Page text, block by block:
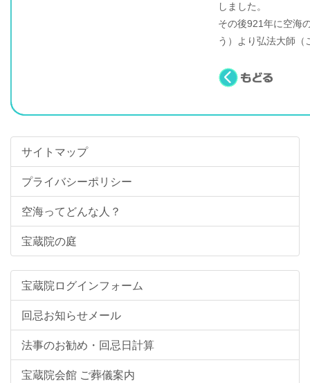
しました。
その後921年に空海
う）より弘法大師（
サイトマップ
プライバシーポリシー
空海ってどんな人？
宝蔵院の庭
宝蔵院ログインフォーム
回忌お知らせメール
法事のお勧め・回忌日計算
宝蔵院会館 ご葬儀案内